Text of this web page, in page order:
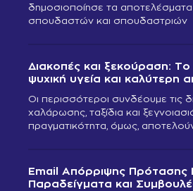
δημοσιοποίησε τα αποτελέσματα
σπουδαστών και σπουδαστριών
Διακοπές και ξεκούραση: Το
ψυχική υγεία και καλύτερη
Οι περισσότεροι συνδέουμε τις
χαλάρωσης, ταξίδια και
πραγματικότητα, όμως,
Email Απόρριψης Πρότασης
Παραδείγματα και